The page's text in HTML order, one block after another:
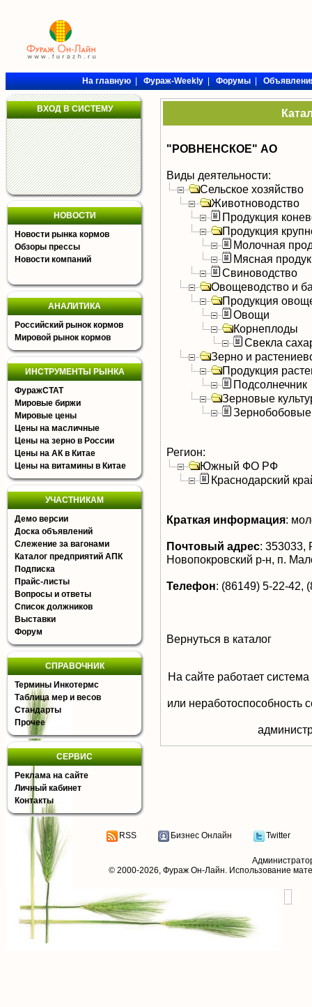
На главную|Фураж-Weekly|Форумы|
ВХОД В СИСТЕМУ
НОВОСТИ
Новости рынка кормов
Обзоры прессы
Новости компаний
АНАЛИТИКА
Российский рынок кормов
Мировой рынок кормов
ИНСТРУМЕНТЫ РЫНКА
ФуражСТАТ
Мировые биржи
Мировые цены
Цены на масличные
Цены на зерно в России
Цены на АК в Китае
Цены на витамины в Китае
УЧАСТНИКАМ
Демо версии
Доска объявлений
Слежение за вагонами
Каталог предприятий АПК
Подписка
Прайс-листы
Вопросы и ответы
Список должников
Выставки
Форум
СПРАВОЧНИК
Термины Инкотермс
Таблица мер и весов
Стандарты
Прочее
СЕРВИС
Реклама на сайте
Личный кабинет
Контакты
"РОВНЕНСКОЕ" АО
Виды деятельности:
Сельское хозяйство
Животноводство
Продукция
Продукция
Молочная
Мясная
Свиноводство
Овощеводство и
Продукция
Овощи
Корнеплоды
Свекла
Зерно и
Продукция
Подсолнечник
Зерновые
Зернобобовые
Регион:
Южный ФО РФ
Краснодарский
Краткая информация:
Почтовый адрес: 353033,
Новопокровский р-н, п.
Телефон: (86149) 5-22-42,
Вернуться в каталог
На сайте работает
или неработоспособность
RSS Бизнес Онлайн Twitter
© 2000-2026, Фураж Он-Лайн. Использование